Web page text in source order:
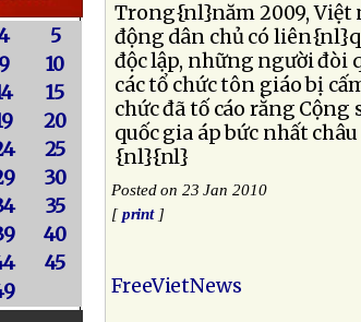
5
9
10
15
20
25
30
35
40
45
Trong{nl}năm 2009, Việt
động dân chủ có
độc lập, những người đòi
các tổ chức tôn giáo bị
chức đã tố cáo rằng
quốc gia áp bức nhất châu
{nl}{nl}
Posted on 23 Jan 2010
[print]
FreeVietNews